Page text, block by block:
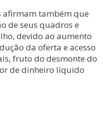
afirmam também que
de seus quadros e
devido ao aumento
da oferta e acesso
fruto do desmonte do
de dinheiro líquido